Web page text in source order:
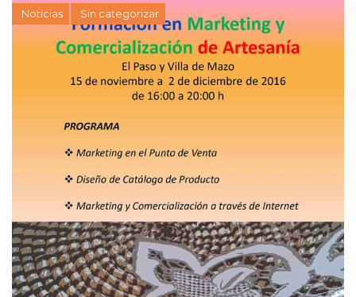
Noticias Sin categorizar